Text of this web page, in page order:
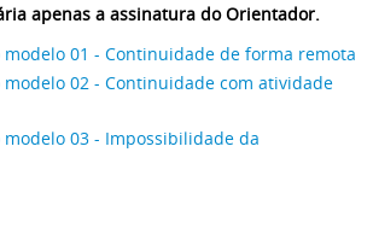
apenas a assinatura do Orientador.
01 - Continuidade de forma remota
02 - Continuidade com atividade
03 - Impossibilidade da